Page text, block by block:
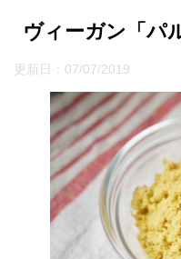
ヴィーガン「パ
更新日： 07/07/2019